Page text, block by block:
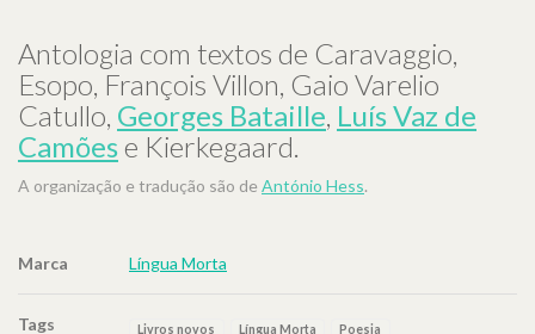
Antologia com textos de Caravaggio,
Esopo, François Villon, Gaio Varelio
Catullo, Georges Bataille, Luís Vaz de
Camões e Kierkegaard.
A organização e tradução são de António Hess.
Marca Língua Morta
Tags Livros novos Língua Morta Poesia